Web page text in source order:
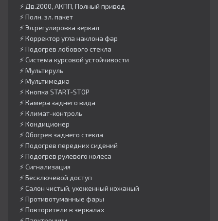
⚡️ Дв.2000, АКПП, Полный привод
⚡️ Полн. эл. пакет
⚡️ Эл.регулировка зеркал
⚡️ Корректор угла наклона фар
⚡️ Подогрев лобового стекла
⚡️ Система курсовой устойчивости
⚡️ Мультируль
⚡️ Мультимедиа
⚡️ Кнопка START-STOP
⚡️ Камера заднего вида
⚡️ Климат-контроль
⚡️ Кондиционер
⚡️ Обогрев заднего стекла
⚡️ Подогрев передних сидений
⚡️ Подогрев рулевого колеса
⚡️ Сигнализация
⚡️ Бесключевой доступ
⚡️ Салон чистый, ухоженный кожаный
⚡️ Противотуманные фары
⚡️ Повторители в зеркалах